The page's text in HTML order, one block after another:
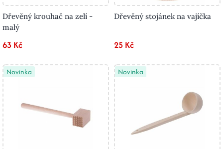
Dřevěný krouhač na zelí -
malý
63 Kč
Dřevěný stojánek na vajíčka
25 Kč
Novinka Novinka